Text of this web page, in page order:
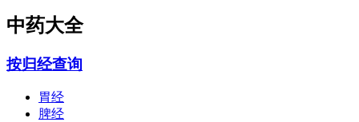
中药大全
按归经查询
胃经
脾经